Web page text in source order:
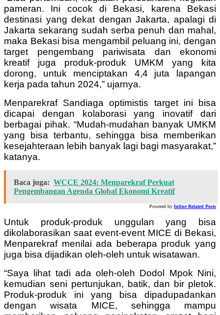
pameran. Ini cocok di Bekasi, karena Bekasi
destinasi yang dekat dengan Jakarta, apalagi di
Jakarta sekarang sudah serba penuh dan mahal,
maka Bekasi bisa mengambil peluang ini, dengan
target pengembang pariwisata dan ekonomi
kreatif juga produk-produk UMKM yang kita
dorong, untuk menciptakan 4,4 juta lapangan
kerja pada tahun 2024,” ujarnya.
Menparekraf Sandiaga optimistis target ini bisa
dicapai dengan kolaborasi yang inovatif dari
berbagai pihak. “Mudah-mudahan banyak UMKM
yang bisa terbantu, sehingga bisa memberikan
kesejahteraan lebih banyak lagi bagi masyarakat,”
katanya.
Baca juga: WCCE 2024: Menparekraf Perkuat
Pengembangan Agenda Global Ekonomi Kreatif
Powered by Inline Related Posts
Untuk produk-produk unggulan yang bisa
dikolaborasikan saat event-event MICE di Bekasi,
Menparekraf menilai ada beberapa produk yang
juga bisa dijadikan oleh-oleh untuk wisatawan.
“Saya lihat tadi ada oleh-oleh Dodol Mpok Nini,
kemudian seni pertunjukan, batik, dan bir pletok.
Produk-produk ini yang bisa dipadupadankan
dengan wisata MICE, sehingga mampu